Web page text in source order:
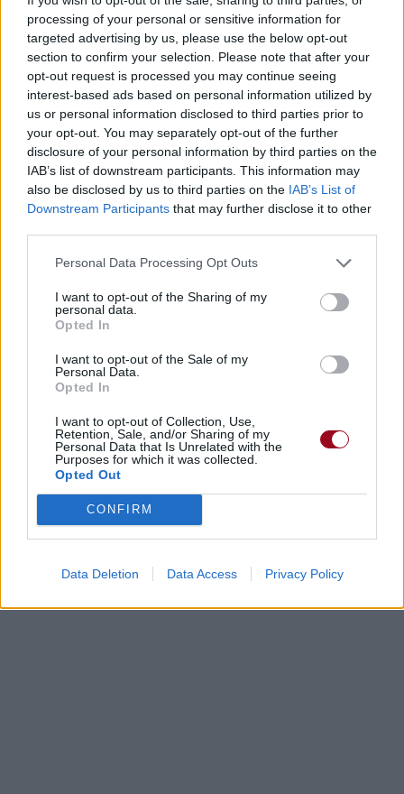
processing of your personal or sensitive information for
targeted advertising by us, please use the below opt-out
section to confirm your selection. Please note that after your
opt-out request is processed you may continue seeing
interest-based ads based on personal information utilized by
us or personal information disclosed to third parties prior to
your opt-out. You may separately opt-out of the further
disclosure of your personal information by third parties on the
IAB’s list of downstream participants. This information may
also be disclosed by us to third parties on the IAB’s List of
Downstream Participants that may further disclose it to other
Personal Data Processing Opt Outs
I want to opt-out of the Sharing of my
personal data.
Opted In
I want to opt-out of the Sale of my
Personal Data.
Opted In
I want to opt-out of Collection, Use,
Retention, Sale, and/or Sharing of my
Personal Data that Is Unrelated with the
Purposes for which it was collected.
Opted Out
CONFIRM
Data Deletion Data Access Privacy Policy